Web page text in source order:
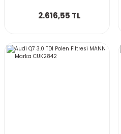
2.616,55 TL